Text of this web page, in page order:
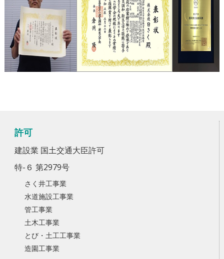
許可
建設業 国土交通大臣許可
特-６ 第2979号
さく井工事業
水道施設工事業
管工事業
土木工事業
とび・土工工事業
造園工事業